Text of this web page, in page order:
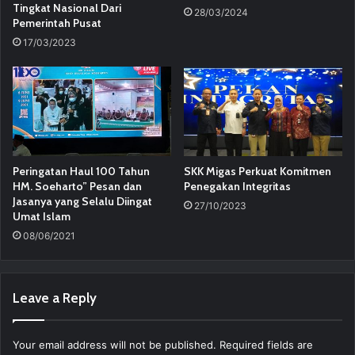
Tingkat Nasional Dari
Pemerintah Pusat
17/03/2023
28/03/2024
Peringatan Haul 100 Tahun
HM. Soeharto” Pesan dan
Jasanya yang Selalu Diingat
Umat Islam
08/06/2021
SKK Migas Perkuat Komitmen
Penegakan Integritas
27/10/2023
Leave a Reply
Your email address will not be published. Required fields are